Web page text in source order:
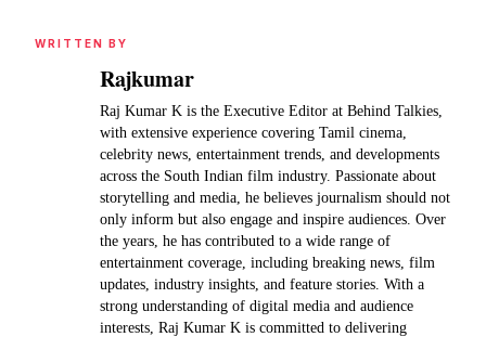
WRITTEN BY
Rajkumar
Raj Kumar K is the Executive Editor at Behind Talkies,
with extensive experience covering Tamil cinema,
celebrity news, entertainment trends, and developments
across the South Indian film industry. Passionate about
storytelling and media, he believes journalism should not
only inform but also engage and inspire audiences. Over
the years, he has contributed to a wide range of
entertainment coverage, including breaking news, film
updates, industry insights, and feature stories. With a
strong understanding of digital media and audience
interests, Raj Kumar K is committed to delivering